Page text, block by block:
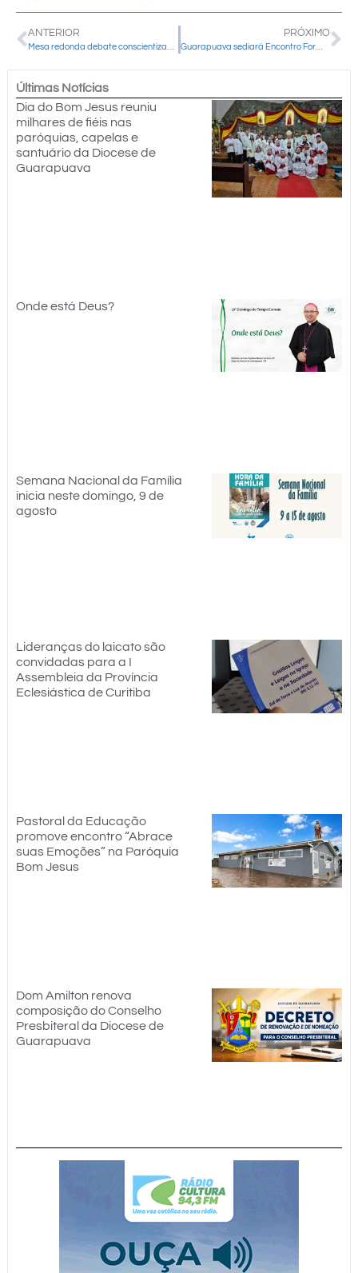
ANTERIOR
Mesa redonda debate conscientização e combate à violência contra a pessoa idosa em Guarapuava
PRÓXIMO
Guarapuava sediará Encontro Formativo e Cultural da Juventude Indígena do Paraná
Últimas Notícias
Dia do Bom Jesus reuniu
milhares de fiéis nas
paróquias, capelas e
santuário da Diocese de
Guarapuava
Onde está Deus?
Semana Nacional da Família
inicia neste domingo, 9 de
agosto
Lideranças do laicato são
convidadas para a I
Assembleia da Província
Eclesiástica de Curitiba
Pastoral da Educação
promove encontro “Abrace
suas Emoções” na Paróquia
Bom Jesus
Dom Amilton renova
composição do Conselho
Presbiteral da Diocese de
Guarapuava